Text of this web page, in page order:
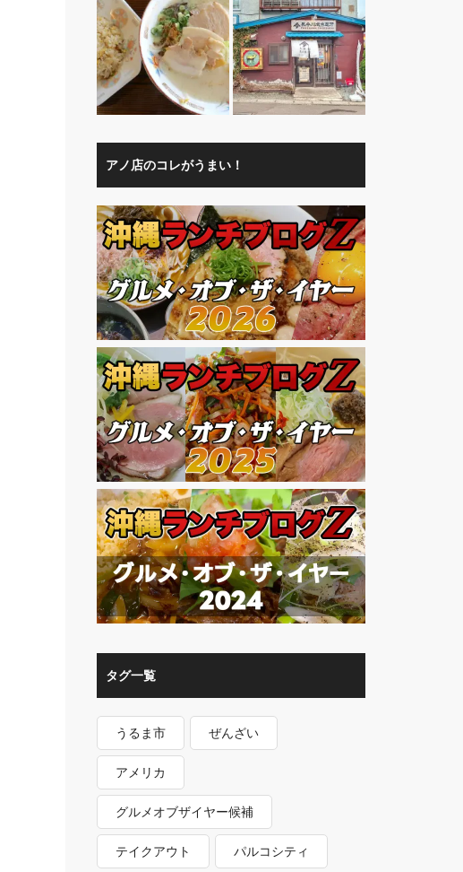
アノ店のコレがうまい！
タグ一覧
うるま市 ぜんざい
アメリカ
グルメオブザイヤー候補
テイクアウト パルコシティ